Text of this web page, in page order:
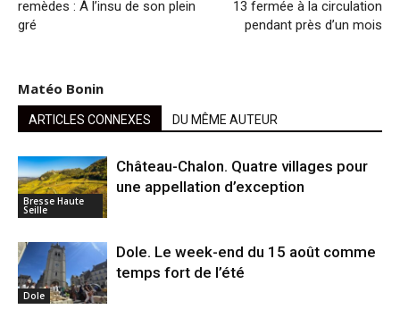
remèdes : À l’insu de son plein
gré
13 fermée à la circulation
pendant près d’un mois
Matéo Bonin
ARTICLES CONNEXES DU MÊME AUTEUR
Bresse Haute
Seille
Château-Chalon. Quatre villages pour
une appellation d’exception
Dole
Dole. Le week-end du 15 août comme
temps fort de l’été